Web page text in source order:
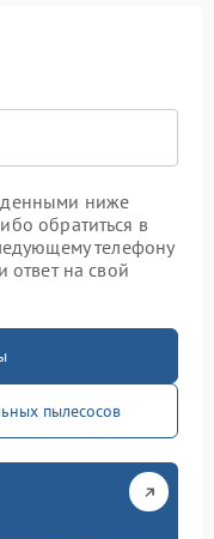
ниже
обратиться в
телефону
ответ на свой
пылесосов